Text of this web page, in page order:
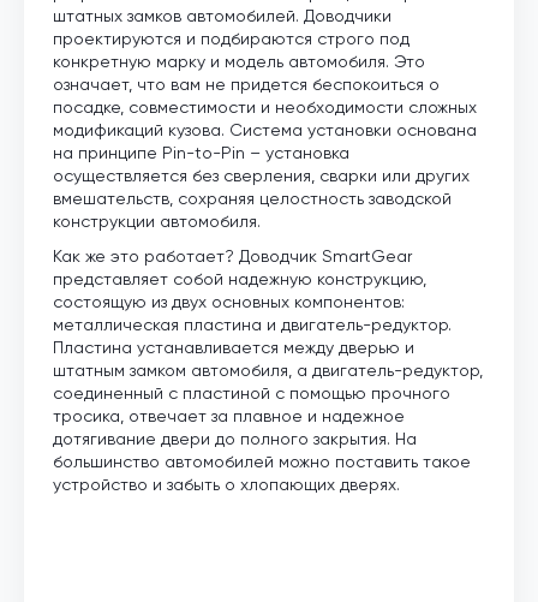
штатных замков автомобилей. Доводчики
проектируются и подбираются строго под
конкретную марку и модель автомобиля. Это
означает, что вам не придется беспокоиться о
посадке, совместимости и необходимости сложных
модификаций кузова. Система установки основана
на принципе Pin-to-Pin – установка
осуществляется без сверления, сварки или других
вмешательств, сохраняя целостность заводской
конструкции автомобиля.
Как же это работает? Доводчик SmartGear
представляет собой надежную конструкцию,
состоящую из двух основных компонентов:
металлическая пластина и двигатель-редуктор.
Пластина устанавливается между дверью и
штатным замком автомобиля, а двигатель-редуктор,
соединенный с пластиной с помощью прочного
тросика, отвечает за плавное и надежное
дотягивание двери до полного закрытия. На
большинство автомобилей можно поставить такое
устройство и забыть о хлопающих дверях.